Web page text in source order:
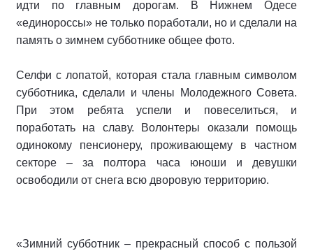
идти по главным дорогам. В Нижнем Одесе
«единороссы» не только поработали, но и сделали на
память о зимнем субботнике общее фото.
Селфи с лопатой, которая стала главным символом
субботника, сделали и члены Молодежного Совета.
При этом ребята успели и повеселиться, и
поработать на славу. Волонтеры оказали помощь
одинокому пенсионеру, проживающему в частном
секторе – за полтора часа юноши и девушки
освободили от снега всю дворовую территорию.
«Зимний субботник – прекрасный способ с пользой